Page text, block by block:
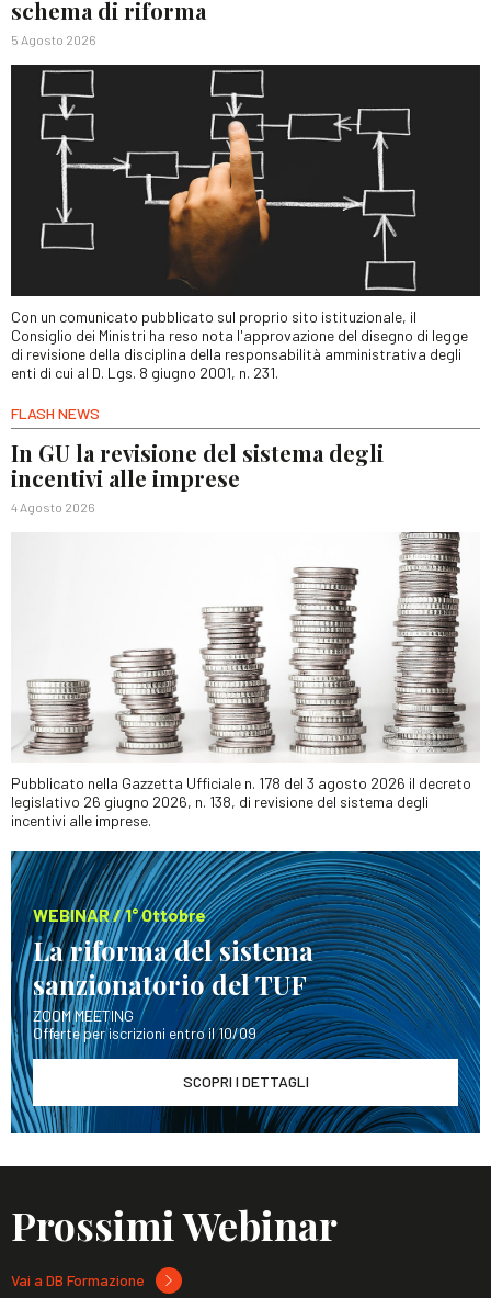
schema di riforma
5 Agosto 2026
Con un comunicato pubblicato sul proprio sito istituzionale, il
Consiglio dei Ministri ha reso nota l'approvazione del disegno di legge
di revisione della disciplina della responsabilità amministrativa degli
enti di cui al D. Lgs. 8 giugno 2001, n. 231.
FLASH NEWS
In GU la revisione del sistema degli
incentivi alle imprese
4 Agosto 2026
Pubblicato nella Gazzetta Ufficiale n. 178 del 3 agosto 2026 il decreto
legislativo 26 giugno 2026, n. 138, di revisione del sistema degli
incentivi alle imprese.
WEBINAR / 1° Ottobre
La riforma del sistema
sanzionatorio del TUF
ZOOM MEETING
Offerte per iscrizioni entro il 10/09
SCOPRI I DETTAGLI
Prossimi Webinar
Vai a DB Formazione